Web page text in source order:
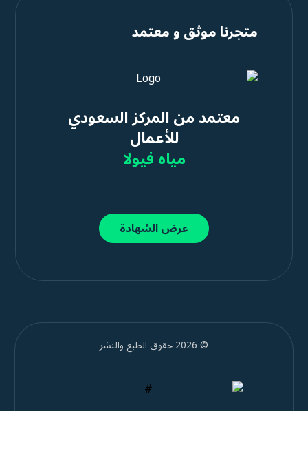
متجرنا موثق و معتمد
معتمد من المركز السعودي
للأعمال
مياه فيولا
عرض الشهادة
© 2026 حقوق الطبع والنشر